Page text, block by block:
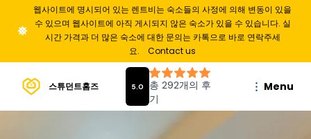
웹사이트에 명시되어 있는 렌트비는 숙소들의 사정에 의해 변동이 있을
수 있으며 웹사이트에 아직 게시되지 않은 숙소가 있을 수 있습니다. 실
시간 가격과 더 많은 숙소에 대한 문의는 카톡으로 바로 연락주세
요.
Contact us
스튜던트홈즈 Menu